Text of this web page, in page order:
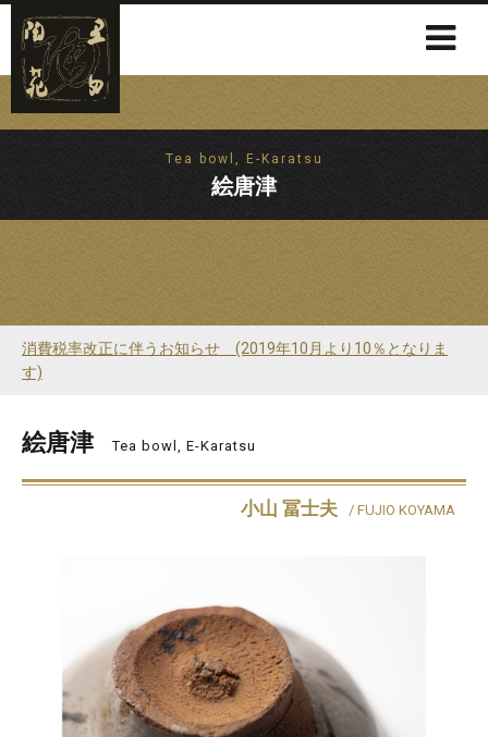
Tea bowl, E-Karatsu
絵唐津
消費税率改正に伴うお知らせ (2019年10月より10％となりま
す)
絵唐津 Tea bowl, E-Karatsu
小山 冨士夫 / FUJIO KOYAMA